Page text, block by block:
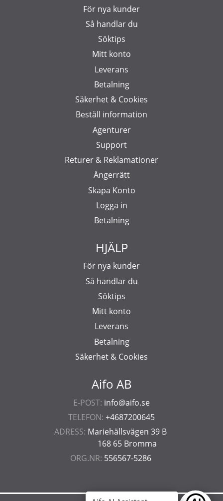
Aifo AB
E-POST: info@aifo.se
TELEFON: +4687200645
ADRESS: Mariehällsvägen 39 B
168 65 Bromma
ORG.NR: 556567-5286
För nya kunder
Så handlar du
Söktips
Mitt konto
Leverans
Betalning
Säkerhet & Cookies
Beställ information
Agenturer
Support
Returer & Reklamationer
Ångerrätt
Skapa Konto
Logga in
Betalning
HJÄLP
För nya kunder
Så handlar du
Söktips
Mitt konto
Leverans
Betalning
Säkerhet & Cookies